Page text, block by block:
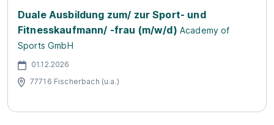
Duale Ausbildung zum/ zur Sport- und
Fitnesskaufmann/ -frau (m/w/d) Academy of
Sports GmbH
01.12.2026
77716 Fischerbach (u.a.)